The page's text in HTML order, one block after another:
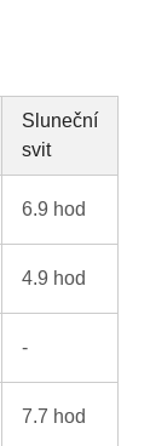
Sluneční
svit
6.9 hod
4.9 hod
-
7.7 hod